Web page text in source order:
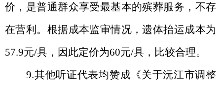
价，是普通群众享受最基本的殡葬服务，不存
在营利。 根据成本监审情况，遗体抬运成本为
57.9元/具，因此定价为60元/具，比较合理。
9.其他听证代表均赞成《关于沅江市调整